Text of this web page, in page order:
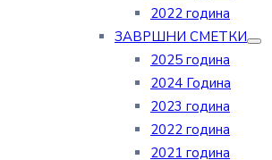
2022 година
ЗАВРШНИ СМЕТКИ
2025 година
2024 Година
2023 година
2022 година
2021 година